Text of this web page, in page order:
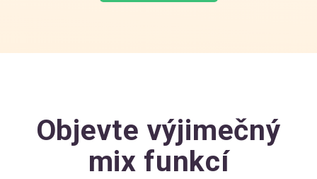
Objevte výjimečný
mix funkcí